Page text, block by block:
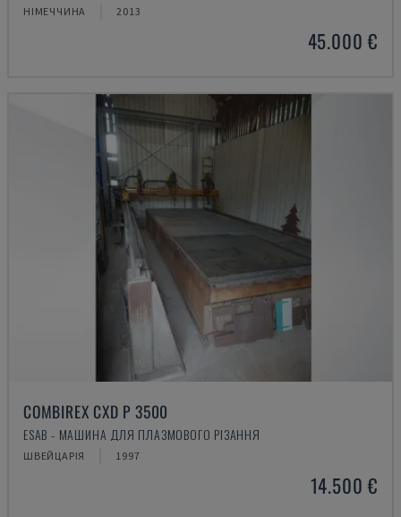
НІМЕЧЧИНА 2013
45.000 €
COMBIREX CXD P 3500
ESAB - МАШИНА ДЛЯ ПЛАЗМОВОГО РІЗАННЯ
ШВЕЙЦАРІЯ 1997
14.500 €